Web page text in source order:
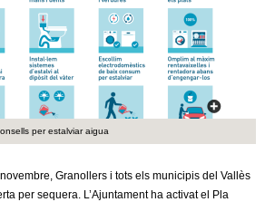
per estalviar aigua
Granollers i tots els municipis del Vallès
per sequera. L’Ajuntament ha activat el Pla